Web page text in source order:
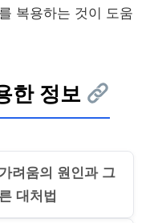
복용하는 것이 도움
한 정보
려움의 원인과 그
대처법